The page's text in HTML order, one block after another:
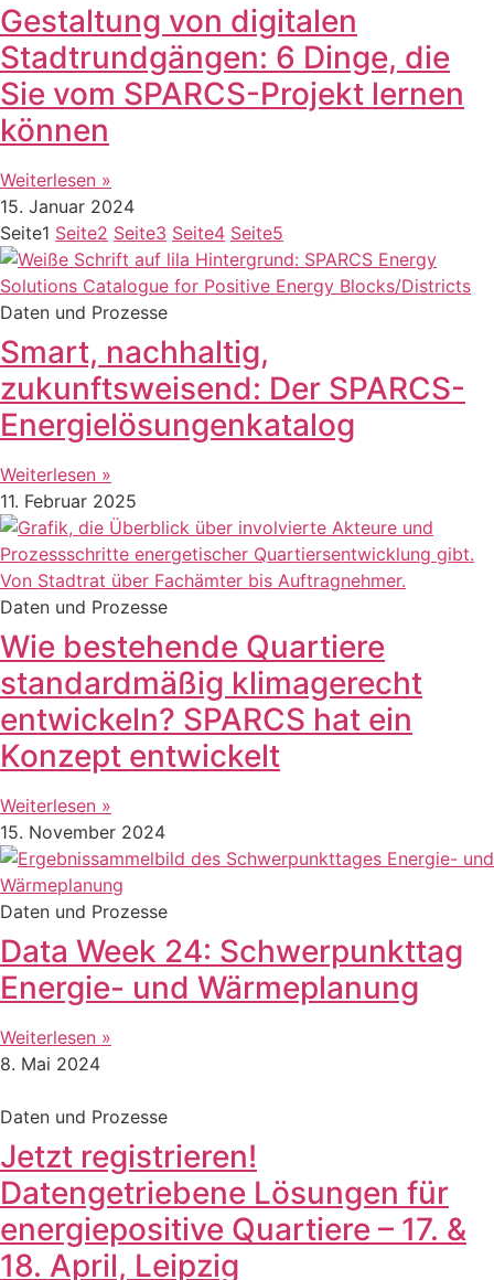
Gestaltung von digitalen
Stadtrundgängen: 6 Dinge, die
Sie vom SPARCS-Projekt lernen
können
Weiterlesen »
15. Januar 2024
Seite1 Seite2 Seite3 Seite4 Seite5
Daten und Prozesse
Smart, nachhaltig,
zukunftsweisend: Der SPARCS-
Energielösungenkatalog
Weiterlesen »
11. Februar 2025
Daten und Prozesse
Wie bestehende Quartiere
standardmäßig klimagerecht
entwickeln? SPARCS hat ein
Konzept entwickelt
Weiterlesen »
15. November 2024
Daten und Prozesse
Data Week 24: Schwerpunkttag
Energie- und Wärmeplanung
Weiterlesen »
8. Mai 2024
Daten und Prozesse
Jetzt registrieren!
Datengetriebene Lösungen für
energiepositive Quartiere – 17. &
18. April, Leipzig